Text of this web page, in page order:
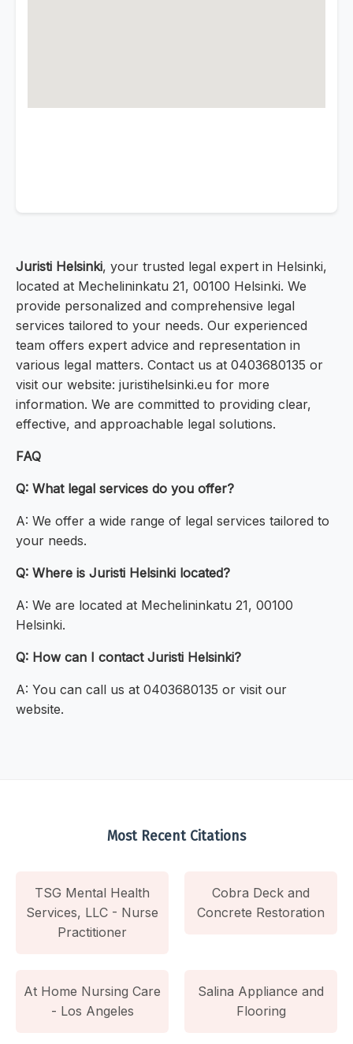
Juristi Helsinki, your trusted legal expert in Helsinki,
located at Mechelininkatu 21, 00100 Helsinki. We
provide personalized and comprehensive legal
services tailored to your needs. Our experienced
team offers expert advice and representation in
various legal matters. Contact us at 0403680135 or
visit our website: juristihelsinki.eu for more
information. We are committed to providing clear,
effective, and approachable legal solutions.
FAQ
Q: What legal services do you offer?
A: We offer a wide range of legal services tailored to
your needs.
Q: Where is Juristi Helsinki located?
A: We are located at Mechelininkatu 21, 00100
Helsinki.
Q: How can I contact Juristi Helsinki?
A: You can call us at 0403680135 or visit our
website.
Most Recent Citations
TSG Mental Health
Services, LLC - Nurse
Practitioner
Cobra Deck and
Concrete Restoration
At Home Nursing Care
- Los Angeles
Salina Appliance and
Flooring